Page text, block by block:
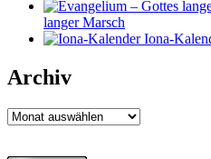
langer Marsch
Iona-
Archiv
Archiv